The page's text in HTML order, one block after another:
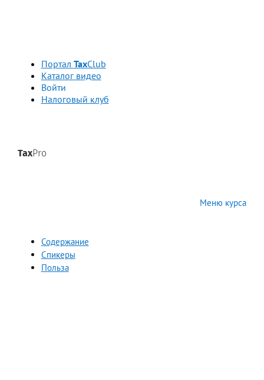
Портал TaxClub
Каталог видео
Войти
Налоговый клуб
TaxPro
Меню курса
Содержание
Спикеры
Польза